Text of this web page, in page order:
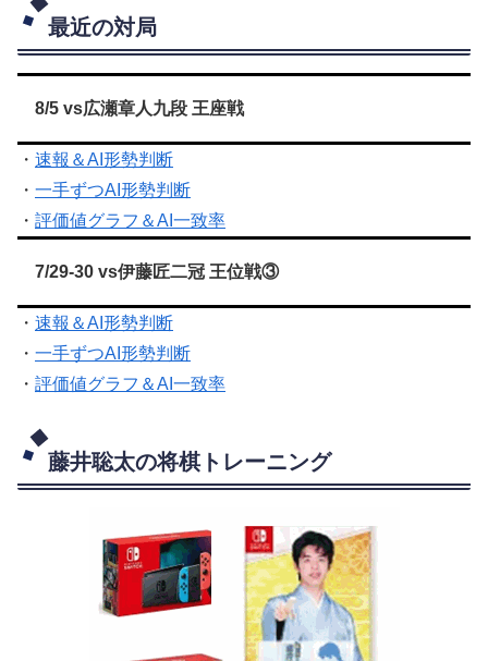
最近の対局
8/5 vs広瀬章人九段 王座戦
・ 速報＆AI形勢判断
・ 一手ずつAI形勢判断
・ 評価値グラフ＆AI一致率
7/29-30 vs伊藤匠二冠 王位戦③
・ 速報＆AI形勢判断
・ 一手ずつAI形勢判断
・ 評価値グラフ＆AI一致率
藤井聡太の将棋トレーニング